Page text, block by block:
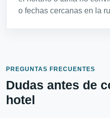
o fechas cercanas en la
PREGUNTAS FRECUENTES
Dudas antes de
hotel